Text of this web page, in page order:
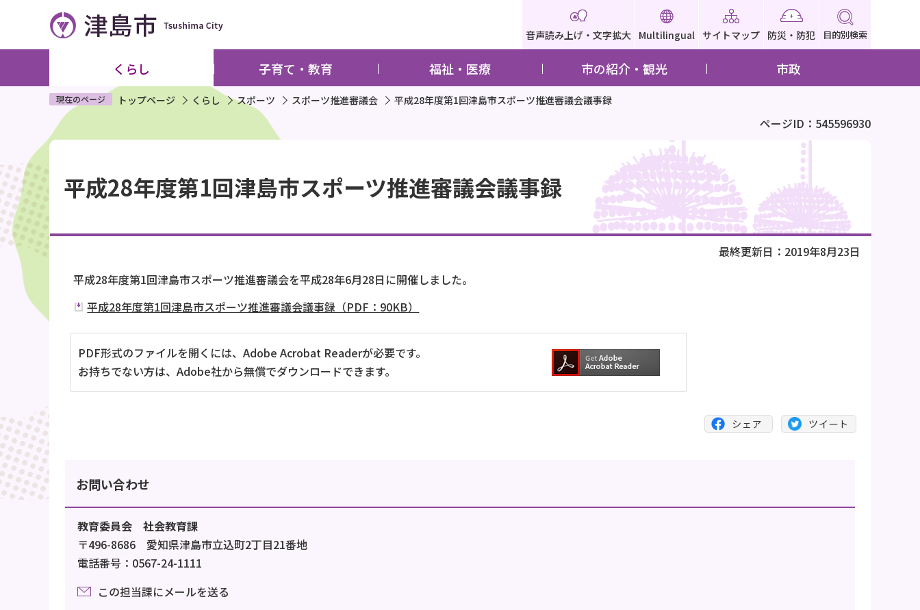
ペ
ジ
す
音声読み上げ・文字拡大 Multilingual サイトマップ 防災・防犯 目的別検索
くらし 子育て・教育 福祉・医療 市の紹介・観光 市政
現在のページ トップページ くらし スポーツ スポーツ推進審議会 平成28年度第1回津島市スポーツ推進審議会議事録
ページID：545596930
文
こ
こ
か
ら
平成28年度第1回津島市スポーツ推進審議会議事録
最終更新日：2019年8月23日
平成28年度第1回津島市スポーツ推進審議会を平成28年6月28日に開催しました。
平成28年度第1回津島市スポーツ推進審議会議事録（PDF：90KB）
PDF形式のファイルを開くには、Adobe Acrobat Readerが必要です。
お持ちでない方は、Adobe社から無償でダウンロードできます。
お問い合わせ
教育委員会 社会教育課
〒496-8686 愛知県津島市立込町2丁目21番地
電話番号：0567-24-1111
この担当課にメールを送る